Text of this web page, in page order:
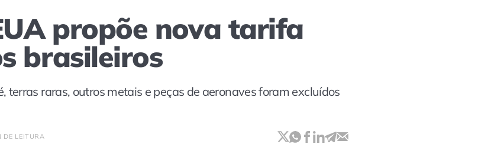
propõe nova tarifa
brasileiros
terras raras, outros metais e peças de aeronaves foram excluídos
DE LEITURA